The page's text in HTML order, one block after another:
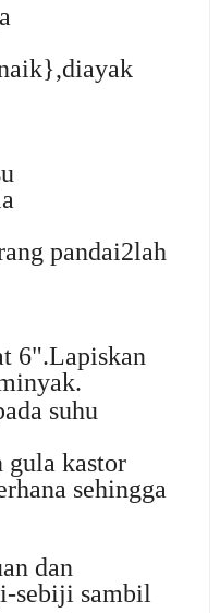
pandai2lah
6".Lapiskan
suhu
gula kastor
sehingga
dan
sebiji sambil